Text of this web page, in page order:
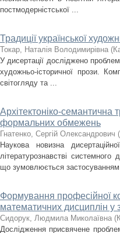
постмодерністської ...
Традиції української
Токар, Наталія Володимирівна (
У дисертації досліджено
художньо-історичної прози.
світогляду та ...
Архітектоніко-семантична
формальних обмежень
Гнатенко, Сергій Олександрович (
Наукова новизна
літературознавстві системного
що зумовлюється
Формування професійної
математичних дисциплін у
Сидорук, Людмила Миколаївна (
Дослідження присвячене